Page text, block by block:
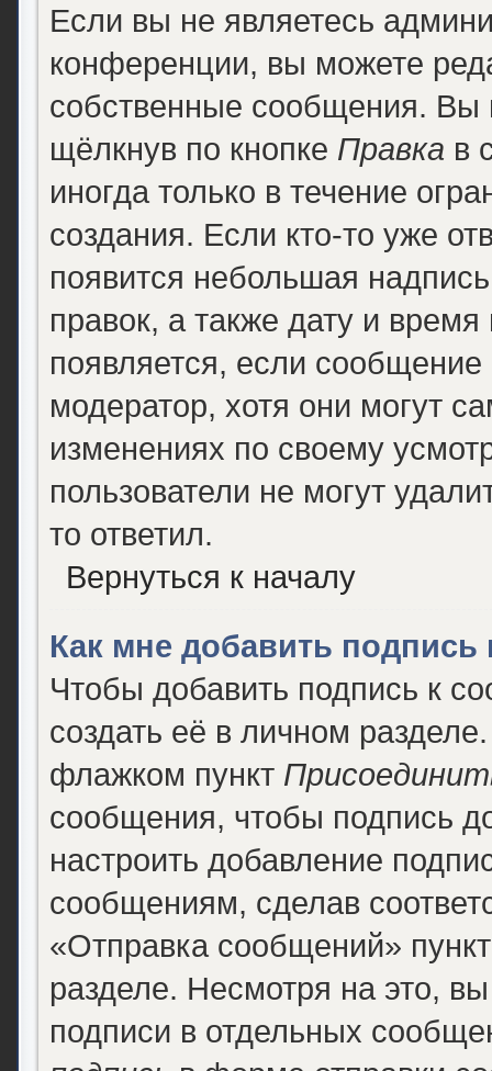
Если вы не являетесь
конференции, вы можете
собственные сообщения. Вы
щёлкнув по кнопке Правка в
иногда только в течение
создания. Если кто-то уже
появится небольшая
правок, а также дату и
появляется, если
модератор, хотя они могут
изменениях по своему
пользователи не могут
то ответил.
Вернуться к началу
Как мне добавить
Чтобы добавить подпись к
создать её в личном
флажком пункт
сообщения, чтобы подпись
настроить добавление
сообщениям, сделав
«Отправка сообщений»
разделе. Несмотря на это,
подписи в отдельных